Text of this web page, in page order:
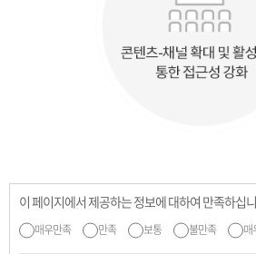
이 페이지에서 제공하는 정보에 대하여 만족하십
매우만족 만족 보통 불만족 매